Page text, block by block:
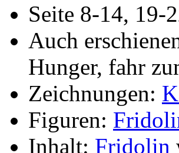
Seite 8-14, 19-
Auch
Hunger, fahr
Zeichnungen:
Figuren:
Inhalt: Fridolin